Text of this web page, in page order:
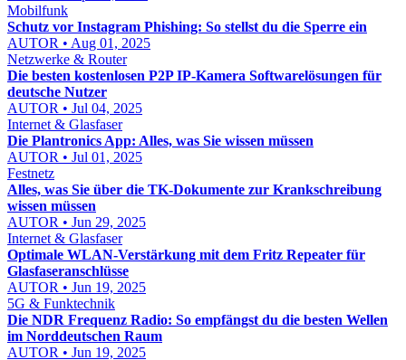
Mobilfunk
Schutz vor Instagram Phishing: So stellst du die Sperre ein
AUTOR • Aug 01, 2025
Netzwerke & Router
Die besten kostenlosen P2P IP-Kamera Softwarelösungen für
deutsche Nutzer
AUTOR • Jul 04, 2025
Internet & Glasfaser
Die Plantronics App: Alles, was Sie wissen müssen
AUTOR • Jul 01, 2025
Festnetz
Alles, was Sie über die TK-Dokumente zur Krankschreibung
wissen müssen
AUTOR • Jun 29, 2025
Internet & Glasfaser
Optimale WLAN-Verstärkung mit dem Fritz Repeater für
Glasfaseranschlüsse
AUTOR • Jun 19, 2025
5G & Funktechnik
Die NDR Frequenz Radio: So empfängst du die besten Wellen
im Norddeutschen Raum
AUTOR • Jun 19, 2025